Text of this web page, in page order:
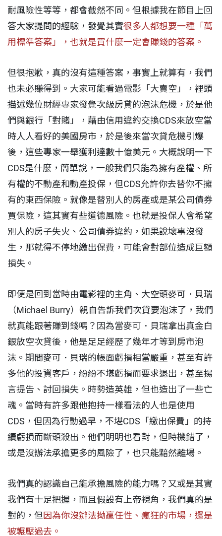
耐風險性等等，都會截然不同。但根據我在節目上回
答大家提問的經驗，發覺其實很多人都想要一種「萬
用標準答案」，也就是買什麼一定會賺錢的答案。
但很抱歉，真的沒有這種答案，事實上就算有，我們
也未必賺得到。大家可能看過電影「大賣空」，裡頭
描述幾位財經專家發覺次級房貸的泡沫危機，於是他
們與銀行「對賭」，藉由信用違約交換CDS來放空當
時人人看好的美國房市，於是後來當次貸危機引爆
後，這些專家一舉獲利達數十億美元。大概說明一下
CDS是什麼，簡單說，一般我們只能為擁有產權、所
有權的不動產和動產投保，但CDS允許你去替你不擁
有的東西保險。就像是替別人的房產或是某公司債券
買保險，這其實有些道德風險。也就是投保人會希望
別人的房子失火、公司債券違約，如果說壞事沒發
生，那就得不停地繳出保費，可能會對部位造成巨額
損失。
即便是回到當時由電影裡的主角、大空頭麥可．貝瑞
（Michael Burry）親自告訴我們次貸要泡沫了，我們
就真能跟著賺到錢嗎？因為當麥可．貝瑞拿出真金白
銀放空次貸後，他是足足經歷了幾年才等到房市泡
沫。期間麥可．貝瑞的帳面虧損相當嚴重，甚至有許
多他的投資客戶，紛紛不堪虧損而要求退出，甚至揚
言提告、討回損失。時勢造英雄，但也造出了一些亡
魂。當時有許多跟他抱持一樣看法的人也是使用
CDS，但因為行動過早，不堪CDS「繳出保費」的持
續虧損而斷頭殺出。他們明明也看對，但時機錯了，
或是沒辦法承擔更多的風險了，也只能黯然離場。
我們真的認識自己能承擔風險的能力嗎？又或是其實
我們有十足把握，而且假設有上帝視角，我們真的是
對的，但因為你沒辦法拗贏任性、瘋狂的市場，還是
被輾壓過去。